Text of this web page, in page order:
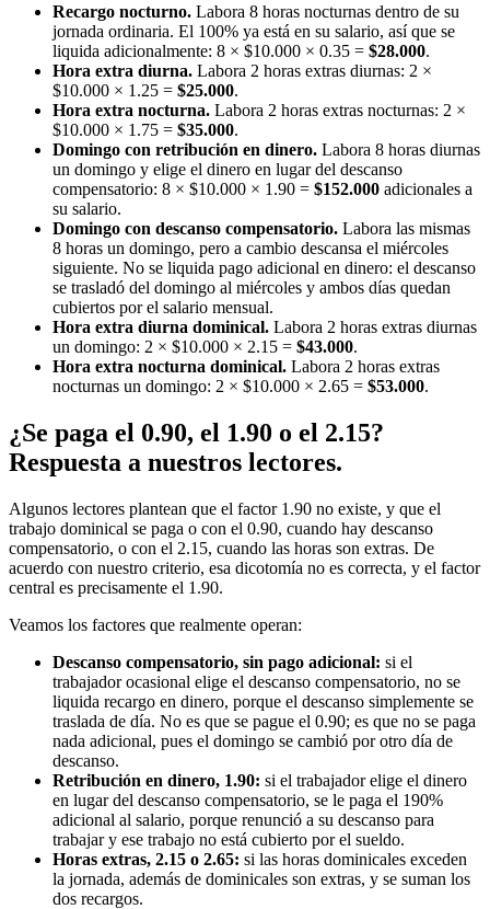
Recargo nocturno. Labora 8 horas nocturnas dentro de su
jornada ordinaria. El 100% ya está en su salario, así que se
liquida adicionalmente: 8 × $10.000 × 0.35 = $28.000.
Hora extra diurna. Labora 2 horas extras diurnas: 2 ×
$10.000 × 1.25 = $25.000.
Hora extra nocturna. Labora 2 horas extras nocturnas: 2 ×
$10.000 × 1.75 = $35.000.
Domingo con retribución en dinero. Labora 8 horas diurnas
un domingo y elige el dinero en lugar del descanso
compensatorio: 8 × $10.000 × 1.90 = $152.000 adicionales a
su salario.
Domingo con descanso compensatorio. Labora las mismas
8 horas un domingo, pero a cambio descansa el miércoles
siguiente. No se liquida pago adicional en dinero: el descanso
se trasladó del domingo al miércoles y ambos días quedan
cubiertos por el salario mensual.
Hora extra diurna dominical. Labora 2 horas extras diurnas
un domingo: 2 × $10.000 × 2.15 = $43.000.
Hora extra nocturna dominical. Labora 2 horas extras
nocturnas un domingo: 2 × $10.000 × 2.65 = $53.000.
¿Se paga el 0.90, el 1.90 o el 2.15?
Respuesta a nuestros lectores.
Algunos lectores plantean que el factor 1.90 no existe, y que el
trabajo dominical se paga o con el 0.90, cuando hay descanso
compensatorio, o con el 2.15, cuando las horas son extras. De
acuerdo con nuestro criterio, esa dicotomía no es correcta, y el factor
central es precisamente el 1.90.
Veamos los factores que realmente operan:
Descanso compensatorio, sin pago adicional: si el
trabajador ocasional elige el descanso compensatorio, no se
liquida recargo en dinero, porque el descanso simplemente se
traslada de día. No es que se pague el 0.90; es que no se paga
nada adicional, pues el domingo se cambió por otro día de
descanso.
Retribución en dinero, 1.90: si el trabajador elige el dinero
en lugar del descanso compensatorio, se le paga el 190%
adicional al salario, porque renunció a su descanso para
trabajar y ese trabajo no está cubierto por el sueldo.
Horas extras, 2.15 o 2.65: si las horas dominicales exceden
la jornada, además de dominicales son extras, y se suman los
dos recargos.